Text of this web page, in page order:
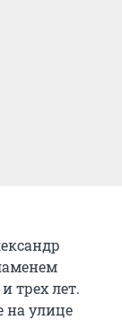
трех лет.
на улице